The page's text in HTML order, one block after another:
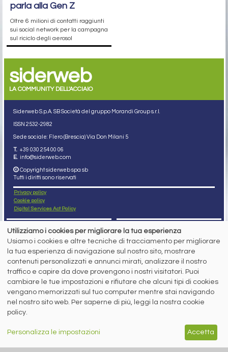
parla alla Gen Z
Oltre 6 milioni di contatti raggiunti
sui social network per la campagna
sul riciclo degli aerosol
siderweb
LA COMMUNITY DELL'ACCIAIO
Siderweb S.p.A. SB Società del gruppo Morandi Group s.r.l.
ISSN 2532-2982
Sede sociale: Flero (Brescia) Via Don Milani 5
T. +39 030 254 00 06
E. info@siderweb.com
Copyright siderweb spa sb
Tutti i diritti sono riservati
Privacy policy
Cookie policy
Digital Services Act Policy
MENU
NEWS
PREZZI ITALIA
MERCATI
ABBONAMENTI
MADE IN STEEL
NEWSLETTER
SEGUICI SUI NOSTRI
SOCIAL NETWORK
Capitale Sociale: 190.000€ interamente versato
R.E.A. n. 419331
Utilizziamo i cookies per migliorare la tua esperienza
Usiamo i cookies e altre tecniche di tracciamento per migliorare
la tua esperienza di navigazione sul nostro sito, mostrare
contenuti personalizzati e annunci mirati, analizzare il nostro
traffico e capire da dove provengono i nostri visitatori. Puoi
cambiare le tue impostazioni e rifiutare che alcuni tipi di cookies
vengano memorizzati sul tuo computer mentre stai navigando
nel nostro sito web. Per saperne di più, leggi la nostra cookie
policy.
Personalizza le impostazioni Accetta